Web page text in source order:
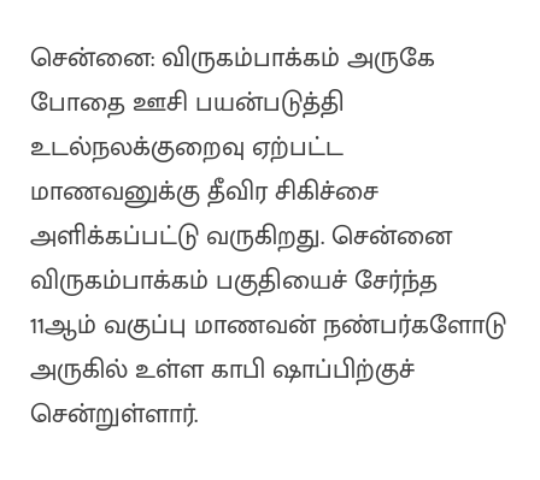
சென்னை: விருகம்பாக்கம் அருகே
போதை ஊசி பயன்படுத்தி
உடல்நலக்குறைவு ஏற்பட்ட
மாணவனுக்கு தீவிர சிகிச்சை
அளிக்கப்பட்டு வருகிறது. சென்னை
விருகம்பாக்கம் பகுதியைச் சேர்ந்த
11ஆம் வகுப்பு மாணவன் நண்பர்களோடு
அருகில் உள்ள காபி ஷாப்பிற்குச்
சென்றுள்ளார்.